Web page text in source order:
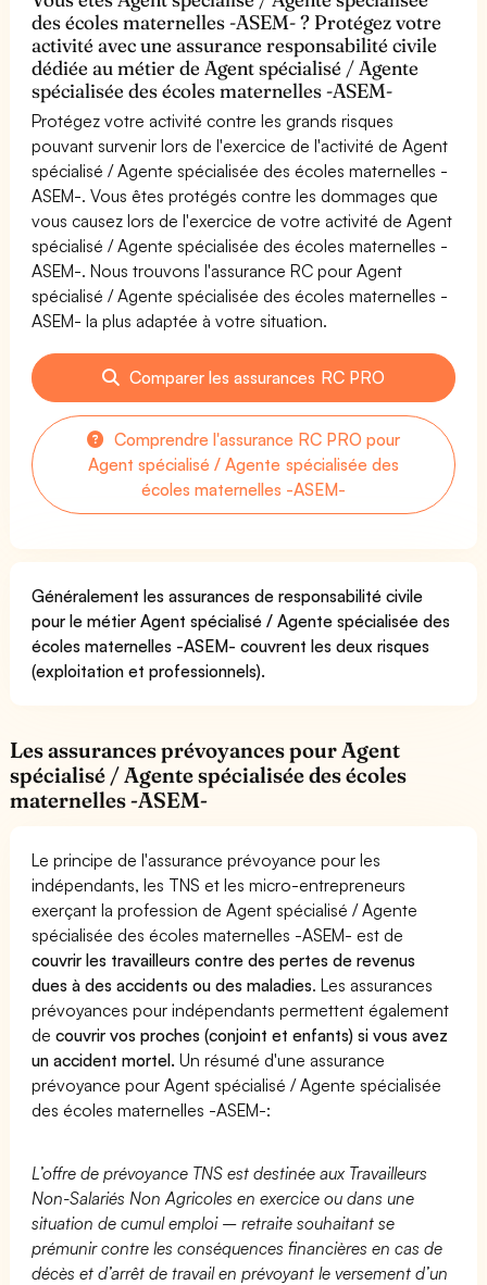
des écoles maternelles -ASEM- ? Protégez votre
activité avec une assurance responsabilité civile
dédiée au métier de Agent spécialisé / Agente
spécialisée des écoles maternelles -ASEM-
Protégez votre activité contre les grands risques
pouvant survenir lors de l'exercice de l'activité de Agent
spécialisé / Agente spécialisée des écoles maternelles -
ASEM-. Vous êtes protégés contre les dommages que
vous causez lors de l'exercice de votre activité de Agent
spécialisé / Agente spécialisée des écoles maternelles -
ASEM-. Nous trouvons l'assurance RC pour Agent
spécialisé / Agente spécialisée des écoles maternelles -
ASEM- la plus adaptée à votre situation.
Comparer les assurances RC PRO
Comprendre l'assurance RC PRO pour
Agent spécialisé / Agente spécialisée des
écoles maternelles -ASEM-
Généralement les assurances de responsabilité civile
pour le métier Agent spécialisé / Agente spécialisée des
écoles maternelles -ASEM- couvrent les deux risques
(exploitation et professionnels).
Les assurances prévoyances pour Agent
spécialisé / Agente spécialisée des écoles
maternelles -ASEM-
Le principe de l'assurance prévoyance pour les
indépendants, les TNS et les micro-entrepreneurs
exerçant la profession de Agent spécialisé / Agente
spécialisée des écoles maternelles -ASEM- est de
couvrir les travailleurs contre des pertes de revenus
dues à des accidents ou des maladies. Les assurances
prévoyances pour indépendants permettent également
decouvrir vos proches (conjoint et enfants) si vous avez
un accident mortel. Un résumé d'une assurance
prévoyance pour Agent spécialisé / Agente spécialisée
des écoles maternelles -ASEM-:
L’offre de prévoyance TNS est destinée aux Travailleurs
Non-Salariés Non Agricoles en exercice ou dans une
situation de cumul emploi – retraite souhaitant se
prémunir contre les conséquences financières en cas de
décès et d’arrêt de travail en prévoyant le versement d’un